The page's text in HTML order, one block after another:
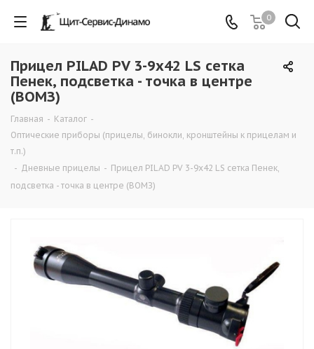
0
Прицел PILAD PV 3-9х42 LS сетка
Пенек, подсветка - точка в центре
(ВОМЗ)
Главная - Каталог -
Оптические приборы (прицелы, бинокли, кронштейны к прицелам и
т.п.)
- Дневные прицелы - Прицел PILAD PV 3-9х42 LS сетка Пенек,
подсветка - точка в центре (ВОМЗ)